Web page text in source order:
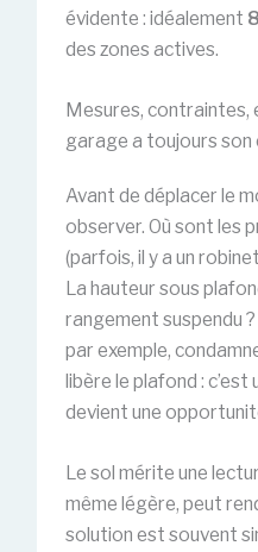
évidente : idéalement
des zones actives.
Mesures, contraintes,
garage a toujours
Avant de déplacer le
observer. Où sont les
(parfois, il y a un
La hauteur sous
rangement suspendu
par exemple,
libère le plafond :
devient une
Le sol mérite une
même légère, peut
solution est souvent